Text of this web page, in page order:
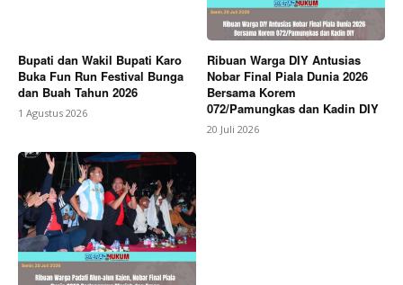
Bupati dan Wakil Bupati Karo
Buka Fun Run Festival Bunga
dan Buah Tahun 2026
1 Agustus 2026
Ribuan Warga DIY Antusias
Nobar Final Piala Dunia 2026
Bersama Korem
072/Pamungkas dan Kadin DIY
20 Juli 2026